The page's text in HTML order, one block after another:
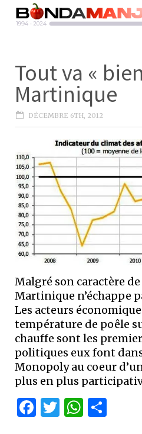
Tout va «
Martinique
DÉCEMBRE 6TH, 2012
Malgré son caractère
Martinique n’échappe
Les acteurs
température de poêle
chauffe sont les
politiques eux font
Monopoly au coeur
plus en plus
Facebook
Twitter